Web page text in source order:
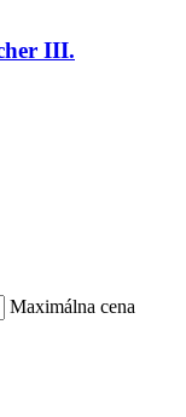
III.
Maximálna cena